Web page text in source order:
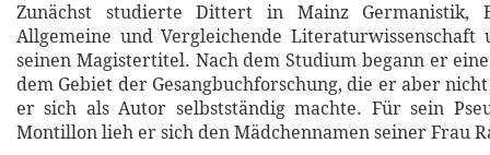
Zunächst studierte Dittert in Mainz Germanistik,
Allgemeine und Vergleichende Literaturwissenschaft
seinen Magistertitel. Nach dem Studium begann er
dem Gebiet der Gesangbuchforschung, die er aber
er sich als Autor selbstständig machte. Für sein
Montillon lieh er sich den Mädchennamen seiner Frau